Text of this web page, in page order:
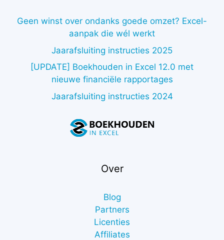
Geen winst over ondanks goede omzet? Excel-
aanpak die wél werkt
Jaarafsluiting instructies 2025
[UPDATE] Boekhouden in Excel 12.0 met
nieuwe financiële rapportages
Jaarafsluiting instructies 2024
Over
Blog
Partners
Licenties
Affiliates